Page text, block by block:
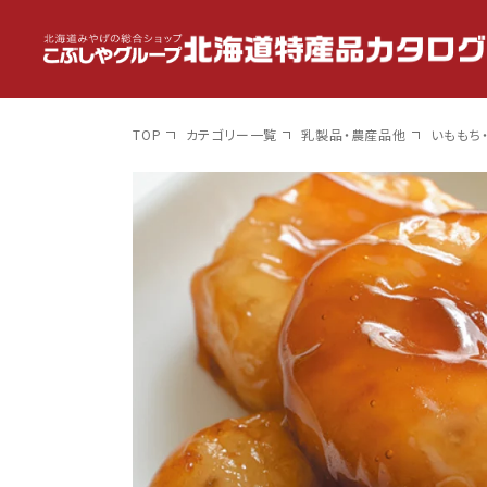
ツに進
む
TOP カテゴリー一覧 乳製品・農産品他 いももち